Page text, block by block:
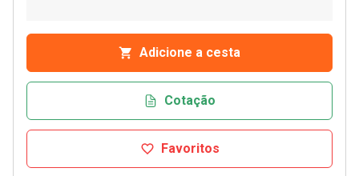
Adicione a cesta
Cotação
Favoritos